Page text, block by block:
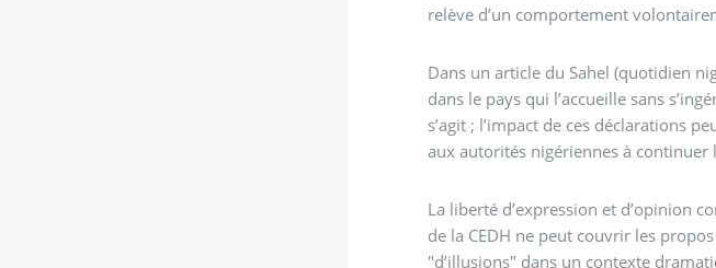
relève d’un comportement
Dans un article du Sahel (quotidien
dans le pays qui l’accueille sans
s’agit ; l’impact de ces déclarations
aux autorités nigériennes à
La liberté d’expression et d’opinion
de la CEDH ne peut couvrir les
"d’illusions" dans un contexte